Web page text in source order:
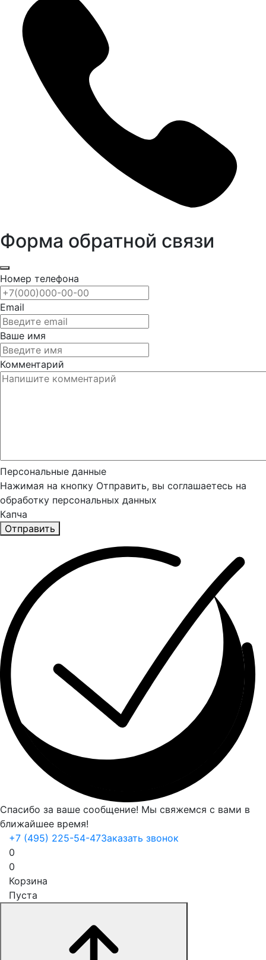
Форма обратной связи
Номер телефона
Email
Ваше имя
Комментарий
Персональные данные
Нажимая на кнопку Отправить, вы соглашаетесь на
обработку персональных данных
Капча
Отправить
Спасибо за ваше сообщение! Мы свяжемся с вами в
ближайшее время!
+7 (495) 225-54-47Заказать звонок
0
0
Корзина
Пуста